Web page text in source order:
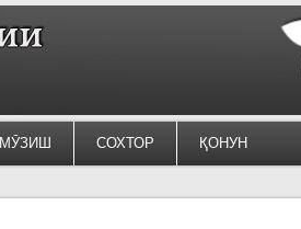
СОХТОР ҚОНУН